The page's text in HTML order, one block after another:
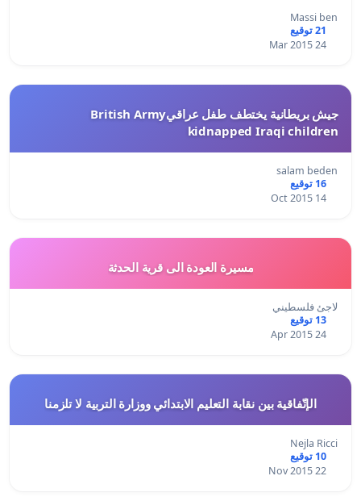
Massi ben
21 توقيع
24 Mar 2015
جيش بريطانية يختطف طفل عراقيBritish Army
kidnapped Iraqi children
salam beden
16 توقيع
14 Oct 2015
مسيرة العودة الى قرية الحدثة
لاجئ فلسطيني
13 توقيع
24 Apr 2015
الإتّفاقية بين نقابة التعليم الابتدائي ووزارة التربية لا تلزمنا
Nejla Ricci
10 توقيع
22 Nov 2015